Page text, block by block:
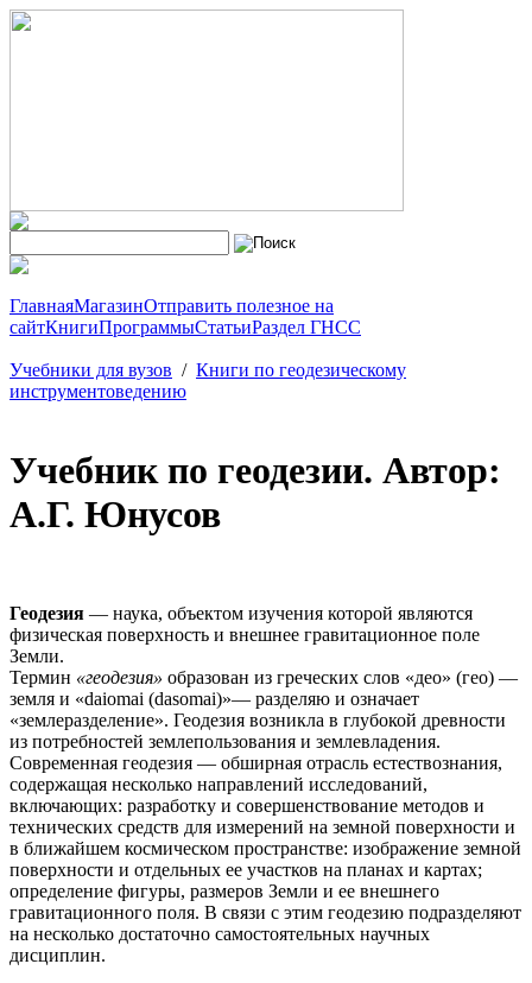
ГлавнаяМагазинОтправить полезное на
сайтКнигиПрограммыСтатьиРаздел ГНСС
Учебники для вузов / Книги по геодезическому
инструментоведению
Учебник по геодезии. Автор:
А.Г. Юнусов
Геодезия — наука, объектом изучения которой являются
физическая поверхность и внешнее гравитационное поле
Земли.
Термин «геодезия» образован из греческих слов «део» (гео) —
земля и «daiomai (dasomai)»— разделяю и означает
«землеразделение». Геодезия возникла в глубокой древности
из потребностей землепользования и землевладения.
Современная геодезия — обширная отрасль естествознания,
содержащая несколько направлений исследований,
включающих: разработку и совершенствование методов и
технических средств для измерений на земной поверхности и
в ближайшем космическом пространстве: изображение земной
поверхности и отдельных ее участков на планах и картах;
определение фигуры, размеров Земли и ее внешнего
гравитационного поля. В связи с этим геодезию подразделяют
на несколько достаточно самостоятельных научных
дисциплин.